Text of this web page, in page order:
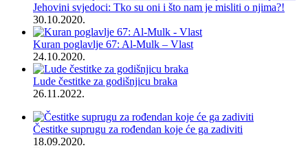
Jehovini svjedoci: Tko su oni i što nam je misliti o njima?!
30.10.2020.
Kuran poglavlje 67: Al-Mulk – Vlast
24.10.2020.
Lude čestitke za godišnjicu braka
26.11.2022.
Čestitke suprugu za rođendan koje će ga zadiviti
18.09.2020.